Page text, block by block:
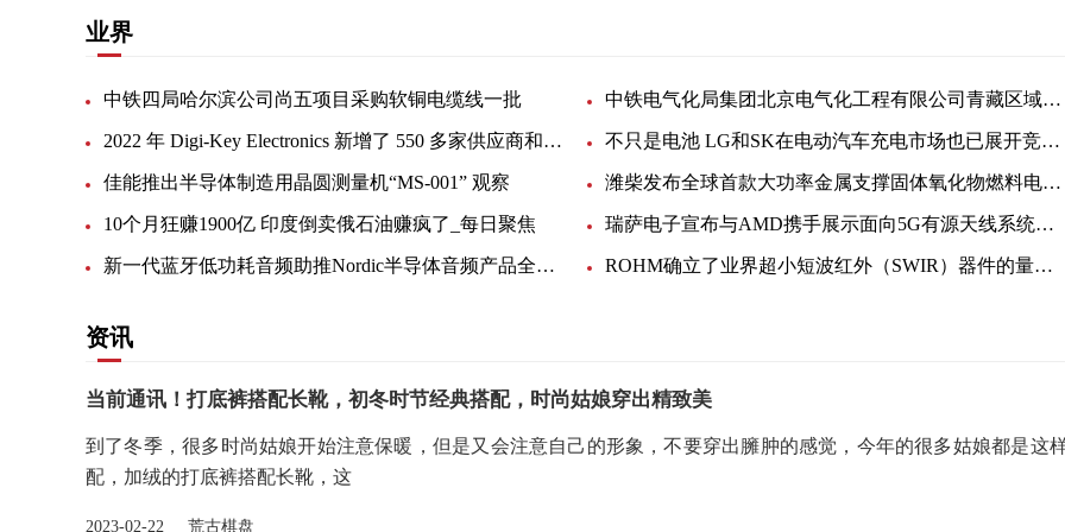
业界
中铁四局哈尔滨公司尚五项目采购软铜电缆线一批 中铁电气化局集团北京电气化工程有限公司青藏区域项目经理部电力电缆询价采购
2022 年 Digi-Key Electronics 新增了 550 多家供应商和 75,000 多个 SKU 不只是电池 LG和SK在电动汽车充电市场也已展开竞争:世界简讯
佳能推出半导体制造用晶圆测量机“MS-001” 观察 潍柴发布全球首款大功率金属支撑固体氧化物燃料电池SOFC商业化产
10个月狂赚1900亿 印度倒卖俄石油赚疯了_每日聚焦 瑞萨电子宣布与AMD携手展示面向5G有源天线系统的完整RF和数字前端设计
新一代蓝牙低功耗音频助推Nordic半导体音频产品全面升级 ROHM确立了业界超小短波红外（SWIR）器件的量产技术 非常适用于便携设备和可穿戴设备等新领域的感测应用
资讯
当前通讯！打底裤搭配长靴，初冬时节经典搭配，时尚姑娘穿出精致美
到了冬季，很多时尚姑娘开始注意保暖，但是又会注意自己的形象，不要穿出臃肿的感觉，今年的很多姑娘都是这
配，加绒的打底裤搭配长靴，这
2023-02-22 荒古棋盘